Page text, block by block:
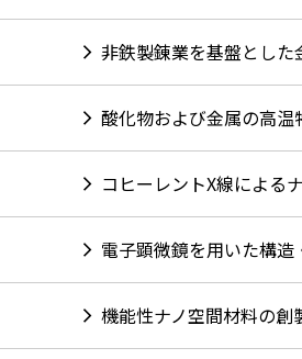
非鉄製錬業を基盤とし
酸化物および⾦属の⾼温
コヒーレントX線による
電子顕微鏡を用いた構造
機能性ナノ空間材料の創